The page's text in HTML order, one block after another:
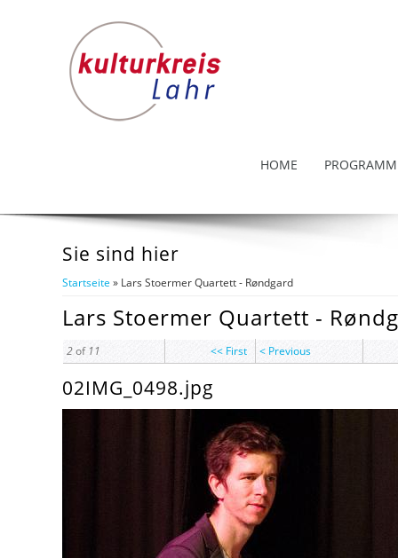
HOME PROGRAMM
Sie sind hier
Startseite » Lars Stoermer Quartett - Røndgard
Lars Stoermer Quartett -
2of 11 << First < Previous
02IMG_0498.jpg